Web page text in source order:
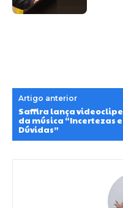
Artigo anterior
Saffira lança videoclipe
da música “Incertezas e
Dúvidas”